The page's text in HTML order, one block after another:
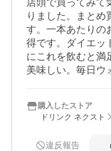
りました。まとめ
す。一本あたりの
得です。ダイエッ
にこれを飲むと満
美味しい。毎日ウ
リピートしたい商
購入したストア
ドリンク ネクスト
違反報告